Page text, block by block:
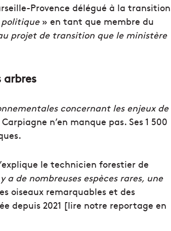
Provence délégué à la transition
» en tant que membre du
projet de transition que le ministère
arbres
concernant les enjeux de
n’en manque pas. Ses 1 500
le technicien forestier de
a de nombreuses espèces rares, une
oiseaux remarquables et des
depuis 2021 [lire notre reportage en